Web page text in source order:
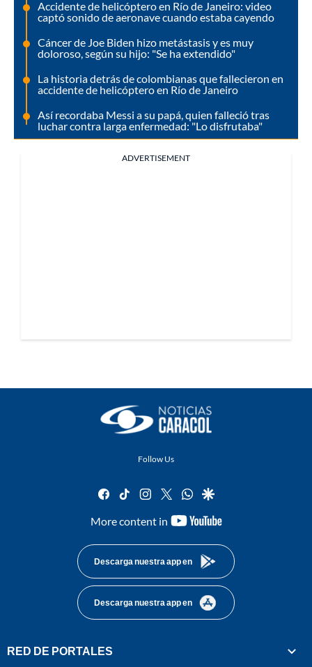
Accidente de helicóptero en Río de Janeiro: video
captó sonido de aeronave cuando estaba cayendo
Cáncer de Joe Biden hizo metástasis y es muy
doloroso, según su hijo: "Se ha extendido"
La historia detrás de colombianas que fallecieron en
accidente de helicóptero en Río de Janeiro
Así recordaba Messi a su papá, quien falleció tras
luchar contra larga enfermedad: "Lo disfrutaba"
ADVERTISEMENT
Follow Us
facebook
tiktok instagram
twitterwhatsapp
google
More content in
youtube-
Descarga nuestra app en
Descarga nuestra app en
RED DE PORTALES